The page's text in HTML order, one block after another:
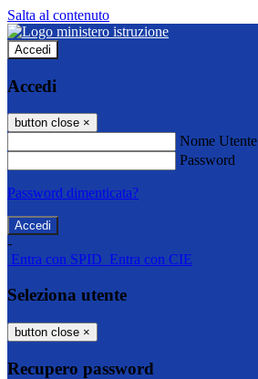
Salta al contenuto
Accedi
Accedi
button close ×
Nome Utente
Password
Password dimenticata?
-
Entra con SPID Entra con CIE
Seleziona utente
button close ×
Recupero password